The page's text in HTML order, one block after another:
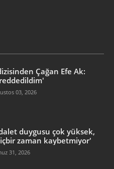
Çağan Efe Ak:
03, 2026
duygusu çok yüksek,
zaman kaybetmiyor'
31, 2026